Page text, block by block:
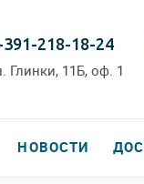
391-218-18-24
Глинки, 11Б, оф. 1
НОВОСТИ